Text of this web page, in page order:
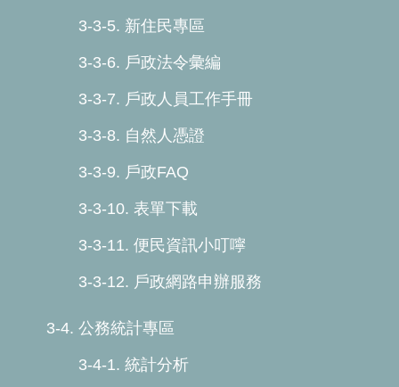
3-3-5. 新住民專區
3-3-6. 戶政法令彙編
3-3-7. 戶政人員工作手冊
3-3-8. 自然人憑證
3-3-9. 戶政FAQ
3-3-10. 表單下載
3-3-11. 便民資訊小叮嚀
3-3-12. 戶政網路申辦服務
3-4. 公務統計專區
3-4-1. 統計分析